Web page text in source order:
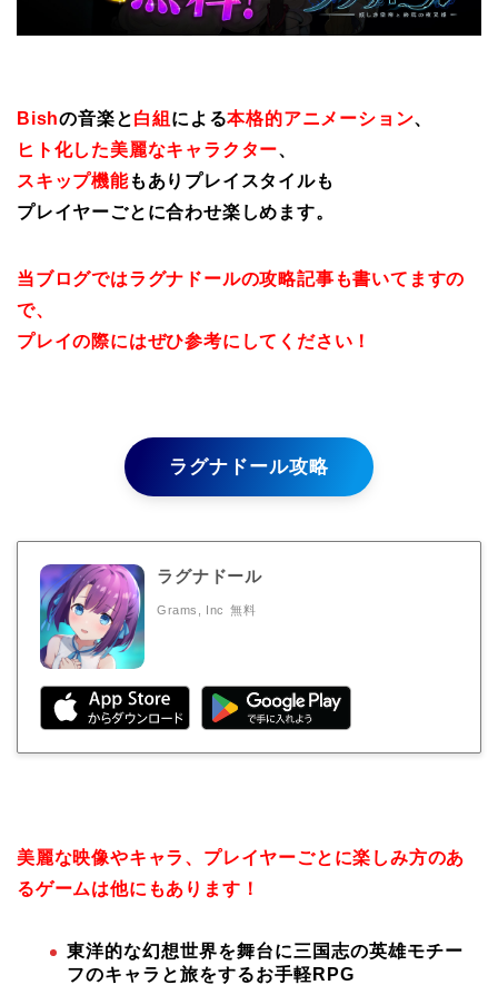
Bishの音楽と白組 による本格的アニメーション、
ヒト化した美麗なキャラクター、
スキップ機能もありプレイスタイルも
プレイヤーごとに合わせ楽しめます。
当ブログではラグナドールの攻略記事も書いてますの
で、
プレイの際にはぜひ参考にしてください！
ラグナドール攻略
ラグナドール
Grams, Inc 無料
美麗な映像やキャラ、プレイヤーごとに楽しみ方のあ
るゲームは他にもあります！
東洋的な幻想世界を舞台に三国志の英雄モチー
フのキャラと旅をするお手軽RPG